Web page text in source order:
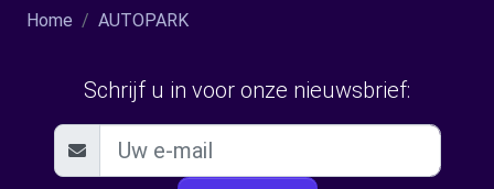
Home AUTOPARK
Schrijf u in voor onze nieuwsbrief: